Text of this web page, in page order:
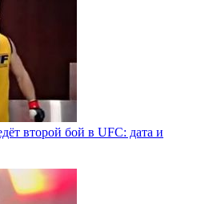
второй бой в UFC: дата и